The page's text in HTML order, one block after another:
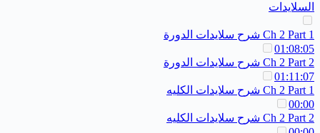
السلايدات
Ch 2 Part 1 شرح سلايدات الدورة
01:08:05
Ch 2 Part 2 شرح سلايدات الدورة
01:11:07
Ch 2 Part 1 شرح سلايدات الكليه
00:00
Ch 2 Part 2 شرح سلايدات الكليه